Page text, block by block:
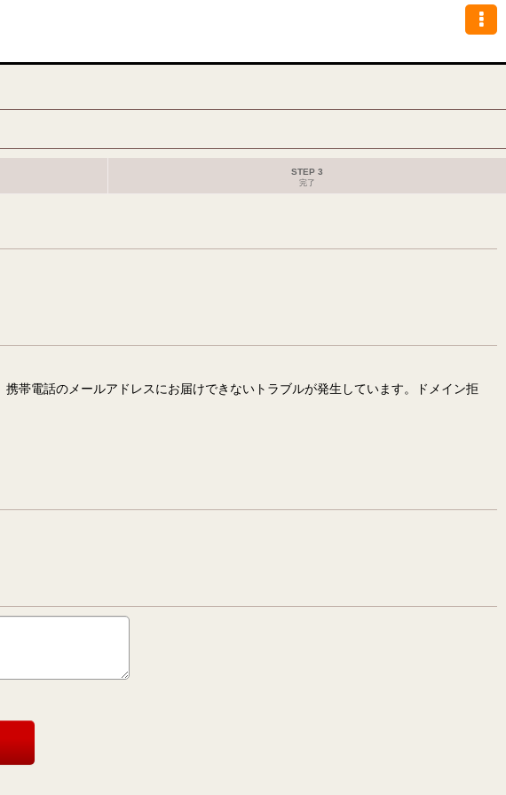
STEP 3
完了
帯電話のメールアドレスにお届けできないトラブルが発生しています。ドメイン拒